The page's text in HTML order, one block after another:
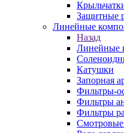
Защитные
Линейные
Назад
Линейные
Катушки
Запорная
Фильтры-
Фильтры
Фильтры
Смотровые